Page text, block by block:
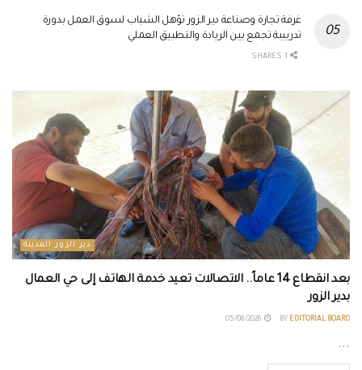
غرفة تجارة وصناعة دير الزور تؤهل الشباب لسوق العمل بدورة
تدريبية تجمع بين الريادة والتطبيق العملي
دير الزور المدينة
بعد انقطاع 14 عاماً.. الاتصالات تعيد خدمة الهاتف إلى حي العمال
بدير الزور
BY EDITORIAL BOARD
...